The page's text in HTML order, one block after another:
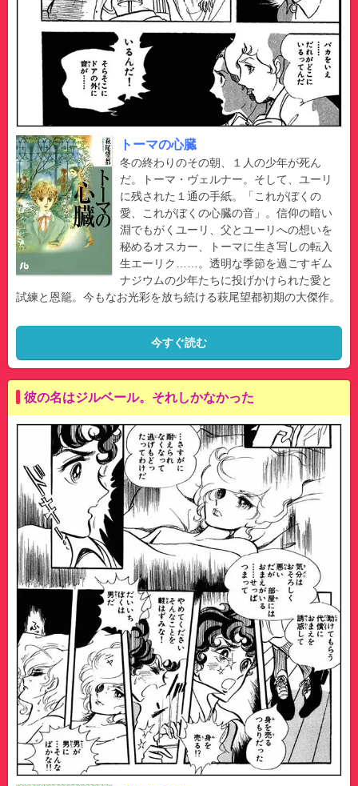
トーマの心臓
冬の終わりのその朝、１人の少年が死ん
だ。トーマ・ヴェルナー。そして、ユーリ
に残された１通の手紙。「これがぼくの
愛、これがぼくの心臓の音」。信仰の暗い
淵でもがくユーリ、父とユーリへの想いを
秘めるオスカー、トーマに生き写しの転入
生エーリク……。透明な季節を過ごすギム
ナジウムの少年たちに投げかけられた愛と
試練と恩籠。今もなお光彩を放ち続ける萩尾望都初期の大傑作。
今すぐ読む
彼の名はジルベール。それしかなかった